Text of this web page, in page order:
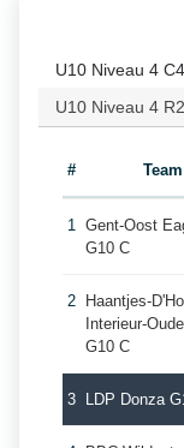
U10 Niveau 4
U10 Niveau 4
# Team
1 Gent-Oost
G10 C
2
Haantjes-
Interieur-
G10 C
3 LDP Donza